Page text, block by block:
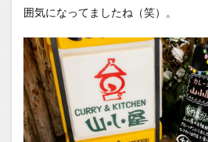
囲気になってましたね（笑）。